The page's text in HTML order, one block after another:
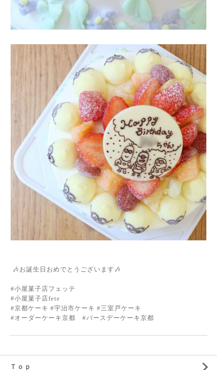
🎶お誕生日おめでとうございます🎶
#小屋菓子店フェッテ
#小屋菓子店fete
#京都ケーキ #宇治市ケーキ #三室戸ケーキ
#オーダーケーキ京都 #バースデーケーキ京都
Ｔｏｐ